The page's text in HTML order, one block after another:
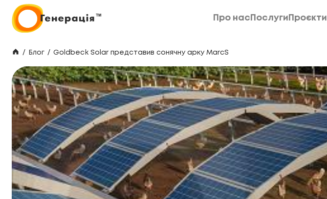
Про нас Послуги Проєкти
/ Блог / Goldbeck Solar представив сонячну арку MarcS